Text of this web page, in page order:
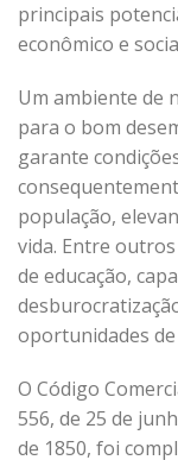
principais
econômico e
Um ambiente de
para o bom
garante
população,
vida. Entre
de educação,
oportunidades
O Código
556, de 25 de
de 1850, foi